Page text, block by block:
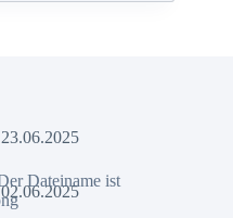
23.06.2025
02.06.2025